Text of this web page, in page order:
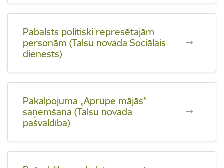
Pabalsts politiski represētajām
personām (Talsu novada Sociālais
dienests)
Pakalpojuma „Aprūpe mājās”
saņemšana (Talsu novada
pašvaldība)